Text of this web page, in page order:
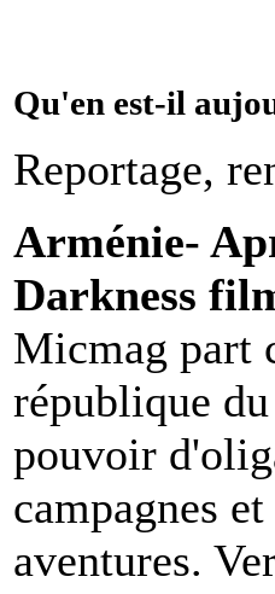
Qu'en est-il
Reportage,
Arménie-
Darkness
Micmag part
république
pouvoir
campagnes
aventures.